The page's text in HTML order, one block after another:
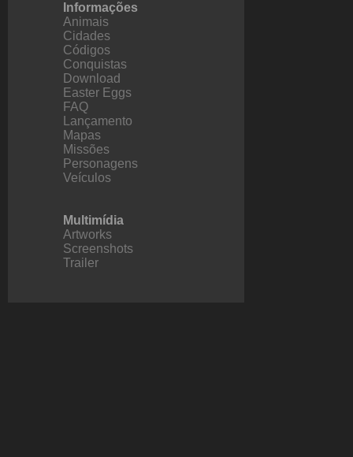
Informações
Animais
Cidades
Códigos
Conquistas
Download
Easter Eggs
FAQ
Lançamento
Mapas
Missões
Personagens
Veículos
Multimídia
Artworks
Screenshots
Trailer